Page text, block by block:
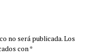
no será publicada.Los
con *